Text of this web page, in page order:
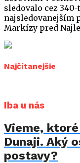
sledovalo cez
najsledovanejším
Markízy pred
Najčítanejšie
Iba u nás
Vieme,
Dunaji. Aký
postavy?